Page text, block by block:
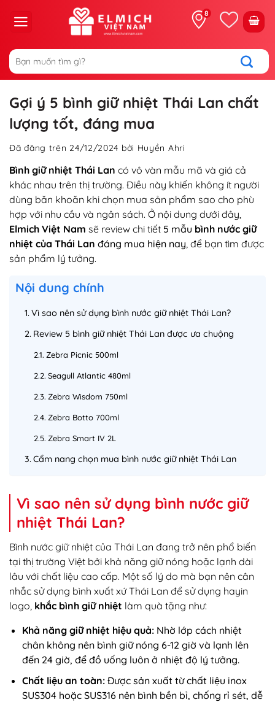
đến
dung
8
Tìm
kiếm:
Gợi ý 5 bình giữ nhiệt Thái Lan chất
lượng tốt, đáng mua
Đã đăng trên 24/12/2024 bởi Huyền Ahri
Bình giữ nhiệt Thái Lan có vô vàn mẫu mã và giá cả
khác nhau trên thị trường. Điều này khiến không ít người
dùng băn khoăn khi chọn mua sản phẩm sao cho phù
hợp với nhu cầu và ngân sách. Ở nội dung dưới đây,
Elmich Việt Nam sẽ review chi tiết 5 mẫu bình nước giữ
nhiệt của Thái Lan đáng mua hiện nay, để bạn tìm được
sản phẩm lý tưởng.
Nội dung chính
Vì sao nên sử dụng bình nước giữ nhiệt Thái Lan?
Review 5 bình giữ nhiệt Thái Lan được ưa chuộng
Zebra Picnic 500ml
Seagull Atlantic 480ml
Zebra Wisdom 750ml
Zebra Botto 700ml
Zebra Smart IV 2L
Cẩm nang chọn mua bình nước giữ nhiệt Thái Lan
Vì sao nên sử dụng bình nước giữ
nhiệt Thái Lan?
Bình nước giữ nhiệt của Thái Lan đang trở nên phổ biến
tại thị trường Việt bởi khả năng giữ nóng hoặc lạnh dài
lâu với chất liệu cao cấp. Một số lý do mà bạn nên cân
nhắc sử dụng bình xuất xứ Thái Lan để sử dụng hayin
logo, khắc bình giữ nhiệt làm quà tặng như:
Khả năng giữ nhiệt hiệu quả:Nhờ lớp cách nhiệt
chân không nên bình giữ nóng 6-12 giờ và lạnh lên
đến 24 giờ, để đồ uống luôn ở nhiệt độ lý tưởng.
Chất liệu an toàn:Được sản xuất từ chất liệu inox
SUS304 hoặc SUS316 nên bình bền bỉ, chống rỉ sét, dễ